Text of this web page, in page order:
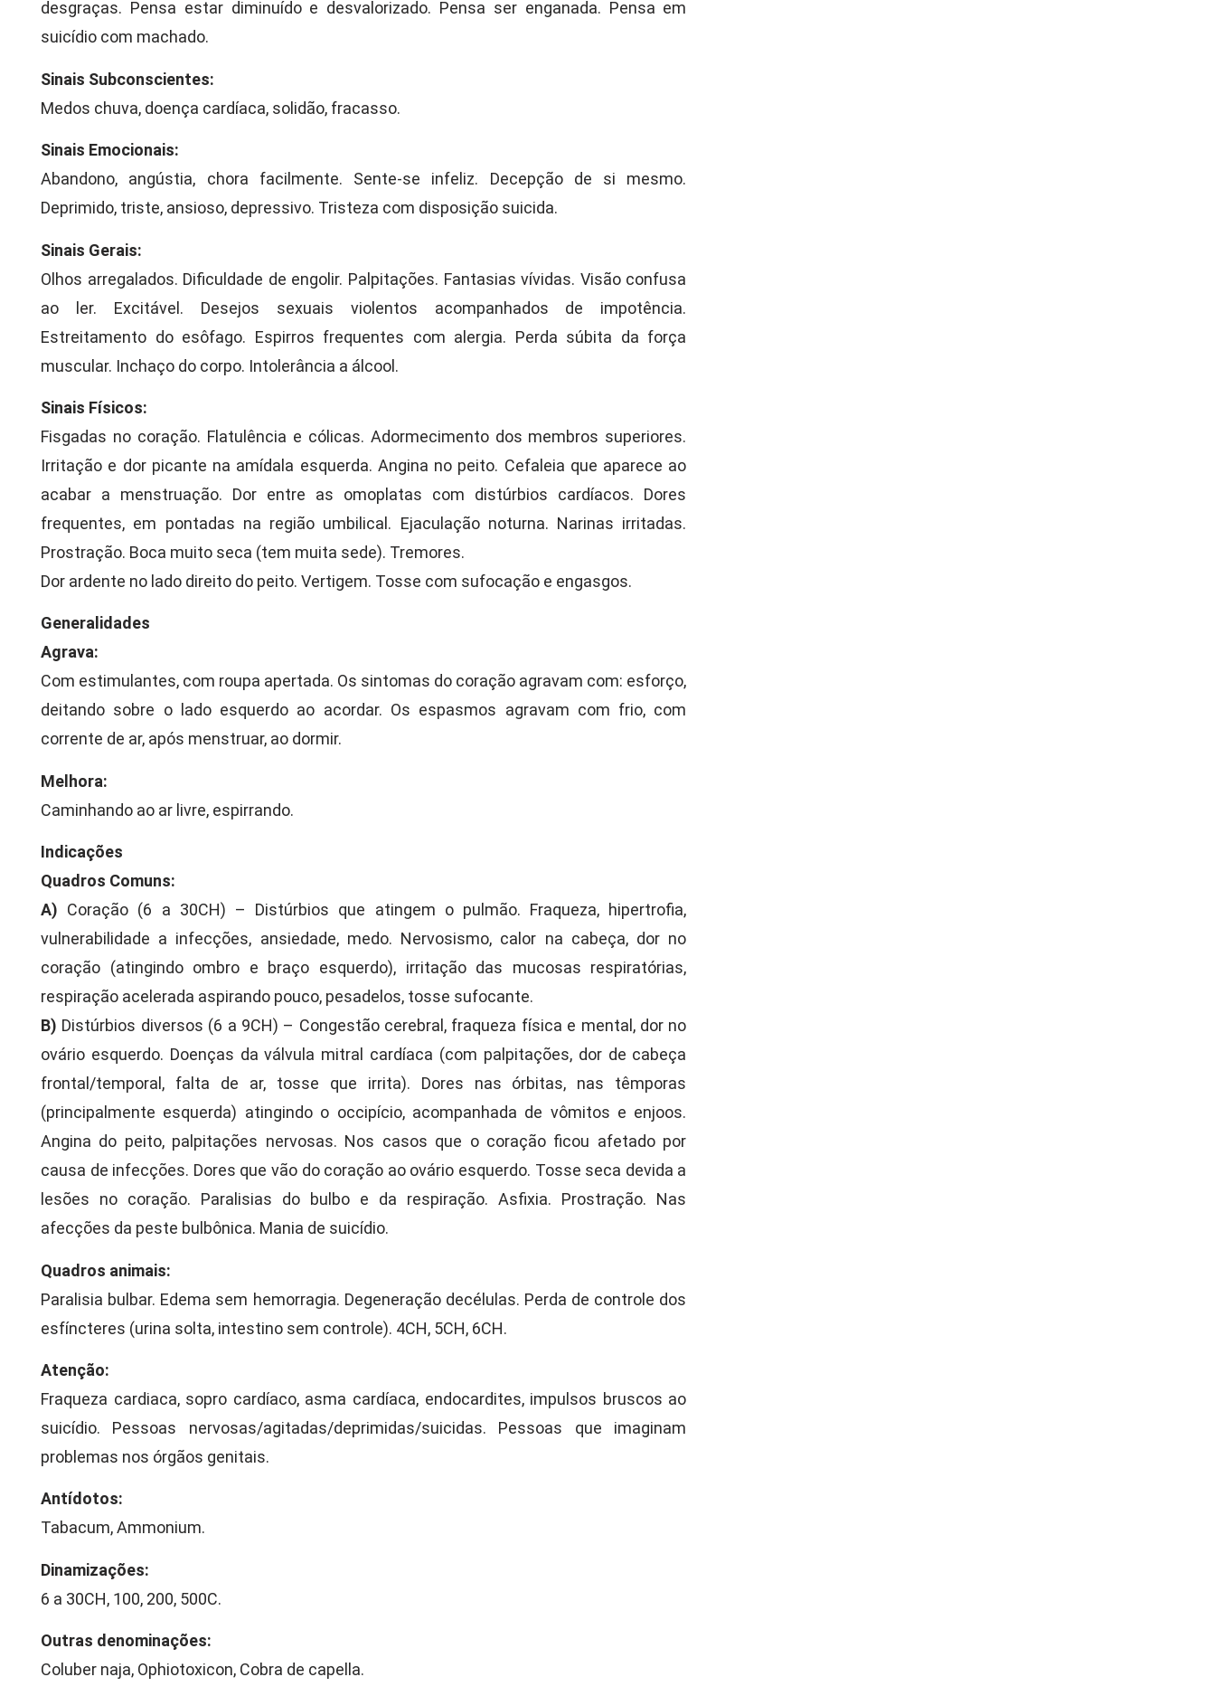
desgraças. Pensa estar diminuído e desvalorizado. Pensa ser enganada. Pensa em
suicídio com machado.
Sinais Subconscientes:
Medos chuva, doença cardíaca, solidão, fracasso.
Sinais Emocionais:
Abandono, angústia, chora facilmente. Sente-se infeliz. Decepção de si mesmo.
Deprimido, triste, ansioso, depressivo. Tristeza com disposição suicida.
Sinais Gerais:
Olhos arregalados. Dificuldade de engolir. Palpitações. Fantasias vívidas. Visão confusa
ao ler. Excitável. Desejos sexuais violentos acompanhados de impotência.
Estreitamento do esôfago. Espirros frequentes com alergia. Perda súbita da força
muscular. Inchaço do corpo. Intolerância a álcool.
Sinais Físicos:
Fisgadas no coração. Flatulência e cólicas. Adormecimento dos membros superiores.
Irritação e dor picante na amídala esquerda. Angina no peito. Cefaleia que aparece ao
acabar a menstruação. Dor entre as omoplatas com distúrbios cardíacos. Dores
frequentes, em pontadas na região umbilical. Ejaculação noturna. Narinas irritadas.
Prostração. Boca muito seca (tem muita sede). Tremores.
Dor ardente no lado direito do peito. Vertigem. Tosse com sufocação e engasgos.
Generalidades
Agrava:
Com estimulantes, com roupa apertada. Os sintomas do coração agravam com: esforço,
deitando sobre o lado esquerdo ao acordar. Os espasmos agravam com frio, com
corrente de ar, após menstruar, ao dormir.
Melhora:
Caminhando ao ar livre, espirrando.
Indicações
Quadros Comuns:
A) Coração (6 a 30CH) – Distúrbios que atingem o pulmão. Fraqueza, hipertrofia,
vulnerabilidade a infecções, ansiedade, medo. Nervosismo, calor na cabeça, dor no
coração (atingindo ombro e braço esquerdo), irritação das mucosas respiratórias,
respiração acelerada aspirando pouco, pesadelos, tosse sufocante.
B) Distúrbios diversos (6 a 9CH) – Congestão cerebral, fraqueza física e mental, dor no
ovário esquerdo. Doenças da válvula mitral cardíaca (com palpitações, dor de cabeça
frontal/temporal, falta de ar, tosse que irrita). Dores nas órbitas, nas têmporas
(principalmente esquerda) atingindo o occipício, acompanhada de vômitos e enjoos.
Angina do peito, palpitações nervosas. Nos casos que o coração ficou afetado por
causa de infecções. Dores que vão do coração ao ovário esquerdo. Tosse seca devida a
lesões no coração. Paralisias do bulbo e da respiração. Asfixia. Prostração. Nas
afecções da peste bulbônica. Mania de suicídio.
Quadros animais:
Paralisia bulbar. Edema sem hemorragia. Degeneração decélulas. Perda de controle dos
esfíncteres (urina solta, intestino sem controle). 4CH, 5CH, 6CH.
Atenção:
Fraqueza cardiaca, sopro cardíaco, asma cardíaca, endocardites, impulsos bruscos ao
suicídio. Pessoas nervosas/agitadas/deprimidas/suicidas. Pessoas que imaginam
problemas nos órgãos genitais.
Antídotos:
Tabacum, Ammonium.
Dinamizações:
6 a 30CH, 100, 200, 500C.
Outras denominações:
Coluber naja, Ophiotoxicon, Cobra de capella.